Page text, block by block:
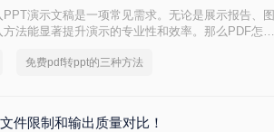
演示文稿是一项常见需求。无论是展示报告、图
法能显著提升演示的专业性和效率。那么PDF怎么
免费pdf转ppt的三种方法
件限制和输出质量对比！